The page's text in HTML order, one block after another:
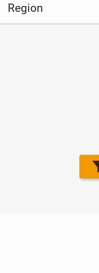
Region